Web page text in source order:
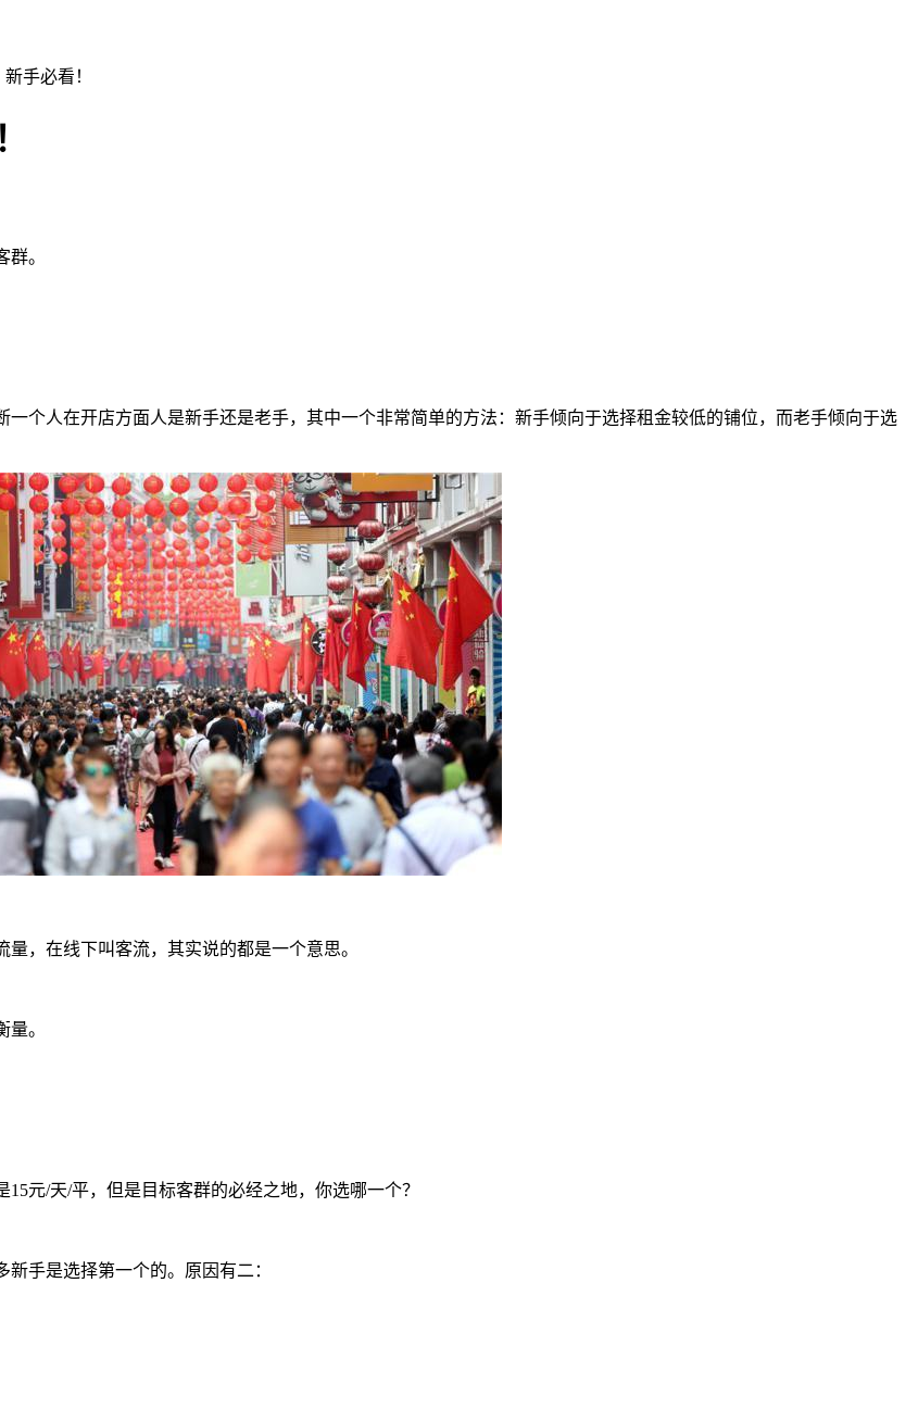
手必看！
。
人在开店方面人是新手还是老手，其中一个非常简单的方法：新手倾向于选择租金较低的铺位，而老手倾向于选
，在线下叫客流，其实说的都是一个意思。
。
元/天/平，但是目标客群的必经之地，你选哪一个？
手是选择第一个的。原因有二：